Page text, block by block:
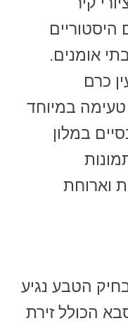
היסטוריים
אומנים.
כרם
טעימה במיוחד
במלון
וארוחת
הטבע נגיע
הכולל זירת